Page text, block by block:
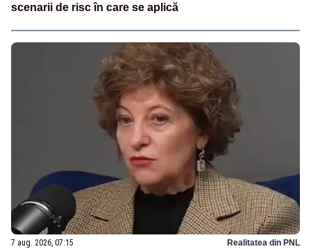
scenarii de risc în care se aplică
7 aug. 2026, 07:15 Realitatea din PNL